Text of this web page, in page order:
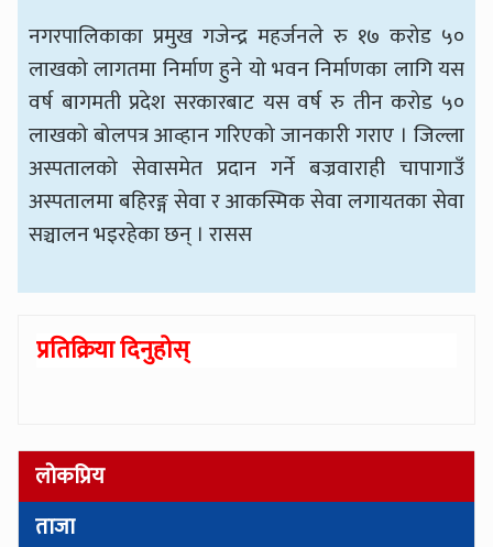
नगरपालिकाका प्रमुख गजेन्द्र महर्जनले रु १७ करोड ५०
लाखको लागतमा निर्माण हुने यो भवन निर्माणका लागि यस
वर्ष बागमती प्रदेश सरकारबाट यस वर्ष रु तीन करोड ५०
लाखको बोलपत्र आव्हान गरिएको जानकारी गराए । जिल्ला
अस्पतालको सेवासमेत प्रदान गर्ने बज्रवाराही चापागाउँ
अस्पतालमा बहिरङ्ग सेवा र आकस्मिक सेवा लगायतका सेवा
सञ्चालन भइरहेका छन् । रासस
प्रतिक्रिया दिनुहोस्
लोकप्रिय
ताजा